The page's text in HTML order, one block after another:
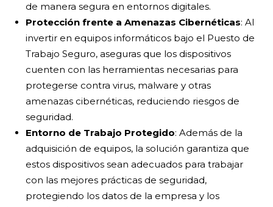
de manera segura en entornos digitales.
Protección frente a Amenazas Cibernéticas: Al
invertir en equipos informáticos bajo el Puesto de
Trabajo Seguro, aseguras que los dispositivos
cuenten con las herramientas necesarias para
protegerse contra virus, malware y otras
amenazas cibernéticas, reduciendo riesgos de
seguridad.
Entorno de Trabajo Protegido: Además de la
adquisición de equipos, la solución garantiza que
estos dispositivos sean adecuados para trabajar
con las mejores prácticas de seguridad,
protegiendo los datos de la empresa y los